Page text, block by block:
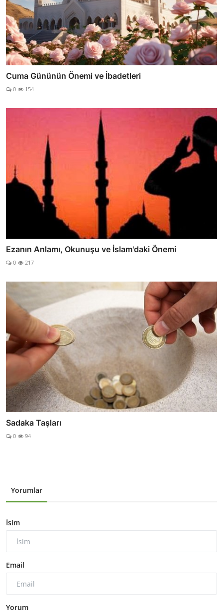
Cuma Gününün Önemi ve İbadetleri
0 154
Ezanın Anlamı, Okunuşu ve İslam'daki Önemi
0 217
Sadaka Taşları
0 94
Yorumlar
İsim
Email
Yorum